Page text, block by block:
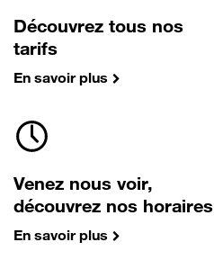
Découvrez tous nos
tarifs
En savoir plus
Venez nous voir,
découvrez nos horaires
En savoir plus